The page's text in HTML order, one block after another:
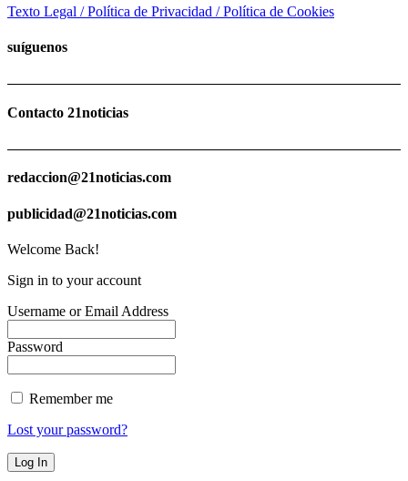
Texto Legal / Política de Privacidad / Política de Cookies
suíguenos
Contacto 21noticias
redaccion@21noticias.com
publicidad@21noticias.com
Welcome Back!
Sign in to your account
Username or Email Address
Password
Remember me
Lost your password?